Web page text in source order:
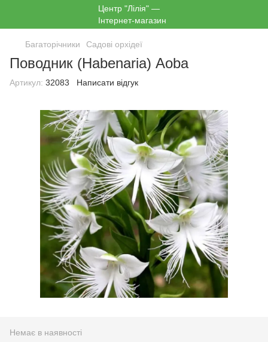
Багаторічники Садові орхідеї
Поводник (Habenaria) Aoba
Артикул: 32083 Написати відгук
Немає в наявності